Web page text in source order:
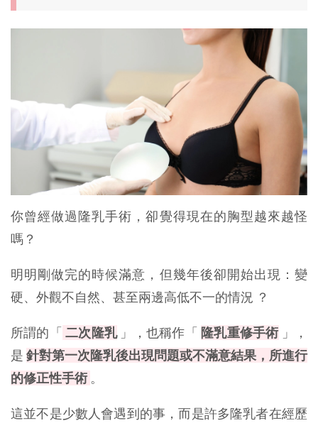
你曾經做過隆乳手術，卻覺得現在的胸型越來越怪
嗎？
明明剛做完的時候滿意，但幾年後卻開始出現：變
硬、外觀不自然、甚至兩邊高低不一的情況 ？
所謂的「 二次隆乳」，也稱作「 隆乳重修手術 」，
是 針對第一次隆乳後出現問題或不滿意結果，所進行
的修正性手術 。
這並不是少數人會遇到的事，而是許多隆乳者在經歷